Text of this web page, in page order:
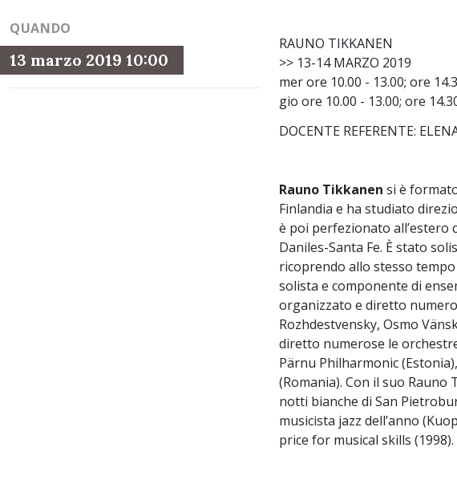
QUANDO
13 marzo 2019 10:00
RAUNO TIKKANEN
>> 13-14 MARZO 2019
mer ore 10.00 - 13.00; ore
gio ore 10.00 - 13.00; ore
DOCENTE REFERENTE:
Rauno Tikkanen si è
Finlandia e ha studiato
è poi perfezionato all’estero
Daniles-Santa Fe. È stato
ricoprendo allo stesso
solista e componente di
organizzato e diretto
Rozhdestvensky, Osmo
diretto numerose le
Pärnu Philharmonic
(Romania). Con il suo Rauno
notti bianche di San
musicista jazz dell’anno
price for musical skills